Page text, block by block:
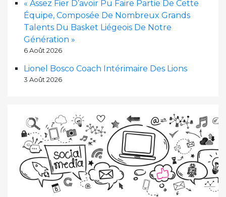
« Assez Fier D’avoir Pu Faire Partie De Cette
Équipe, Composée De Nombreux Grands
Talents Du Basket Liégeois De Notre
Génération »
6 Août 2026
Lionel Bosco Coach Intérimaire Des Lions
3 Août 2026